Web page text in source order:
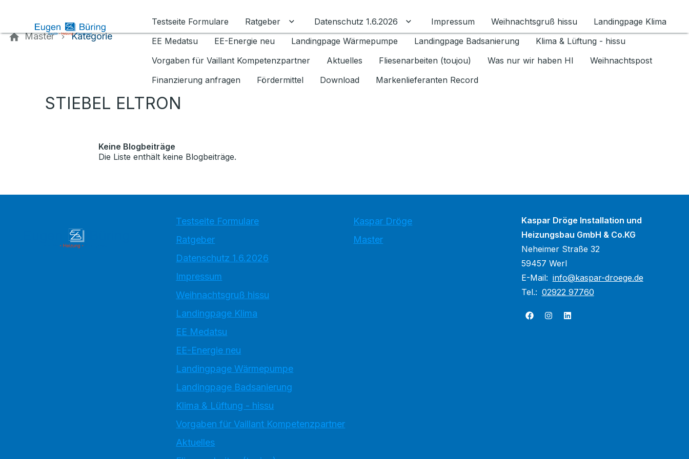
Testseite Formulare
Ratgeber Untermenü für Ratgeber umschalten
Datenschutz 1.6.2026 Untermenü für Datenschutz 1.6.2026 umschalten
Impressum Weihnachtsgruß hissu
Landingpage Klima
EE Medatsu
EE-Energie neu Landingpage Wärmepumpe Landingpage Badsanierung
Klima & Lüftung - hissu
Vorgaben für Vaillant Kompetenzpartner
Aktuelles Fliesenarbeiten (toujou) Was nur wir haben HI
Weihnachtspost
Finanzierung anfragen
Fördermittel Download Markenlieferanten Record
Master Kategorie
STIEBEL ELTRON
Keine Blogbeiträge
Die Liste enthält keine Blogbeiträge.
Testseite Formulare
Ratgeber
Datenschutz 1.6.2026
Impressum
Weihnachtsgruß hissu
Landingpage Klima
EE Medatsu
EE-Energie neu
Landingpage Wärmepumpe
Landingpage Badsanierung
Klima & Lüftung - hissu
Vorgaben für Vaillant Kompetenzpartner
Aktuelles
Kaspar Dröge
Master
Kaspar Dröge Installation und
Heizungsbau GmbH & Co.KG
Neheimer Straße 32
59457 Werl
E-Mail: info@kaspar-droege.de
Tel.: 02922 97760